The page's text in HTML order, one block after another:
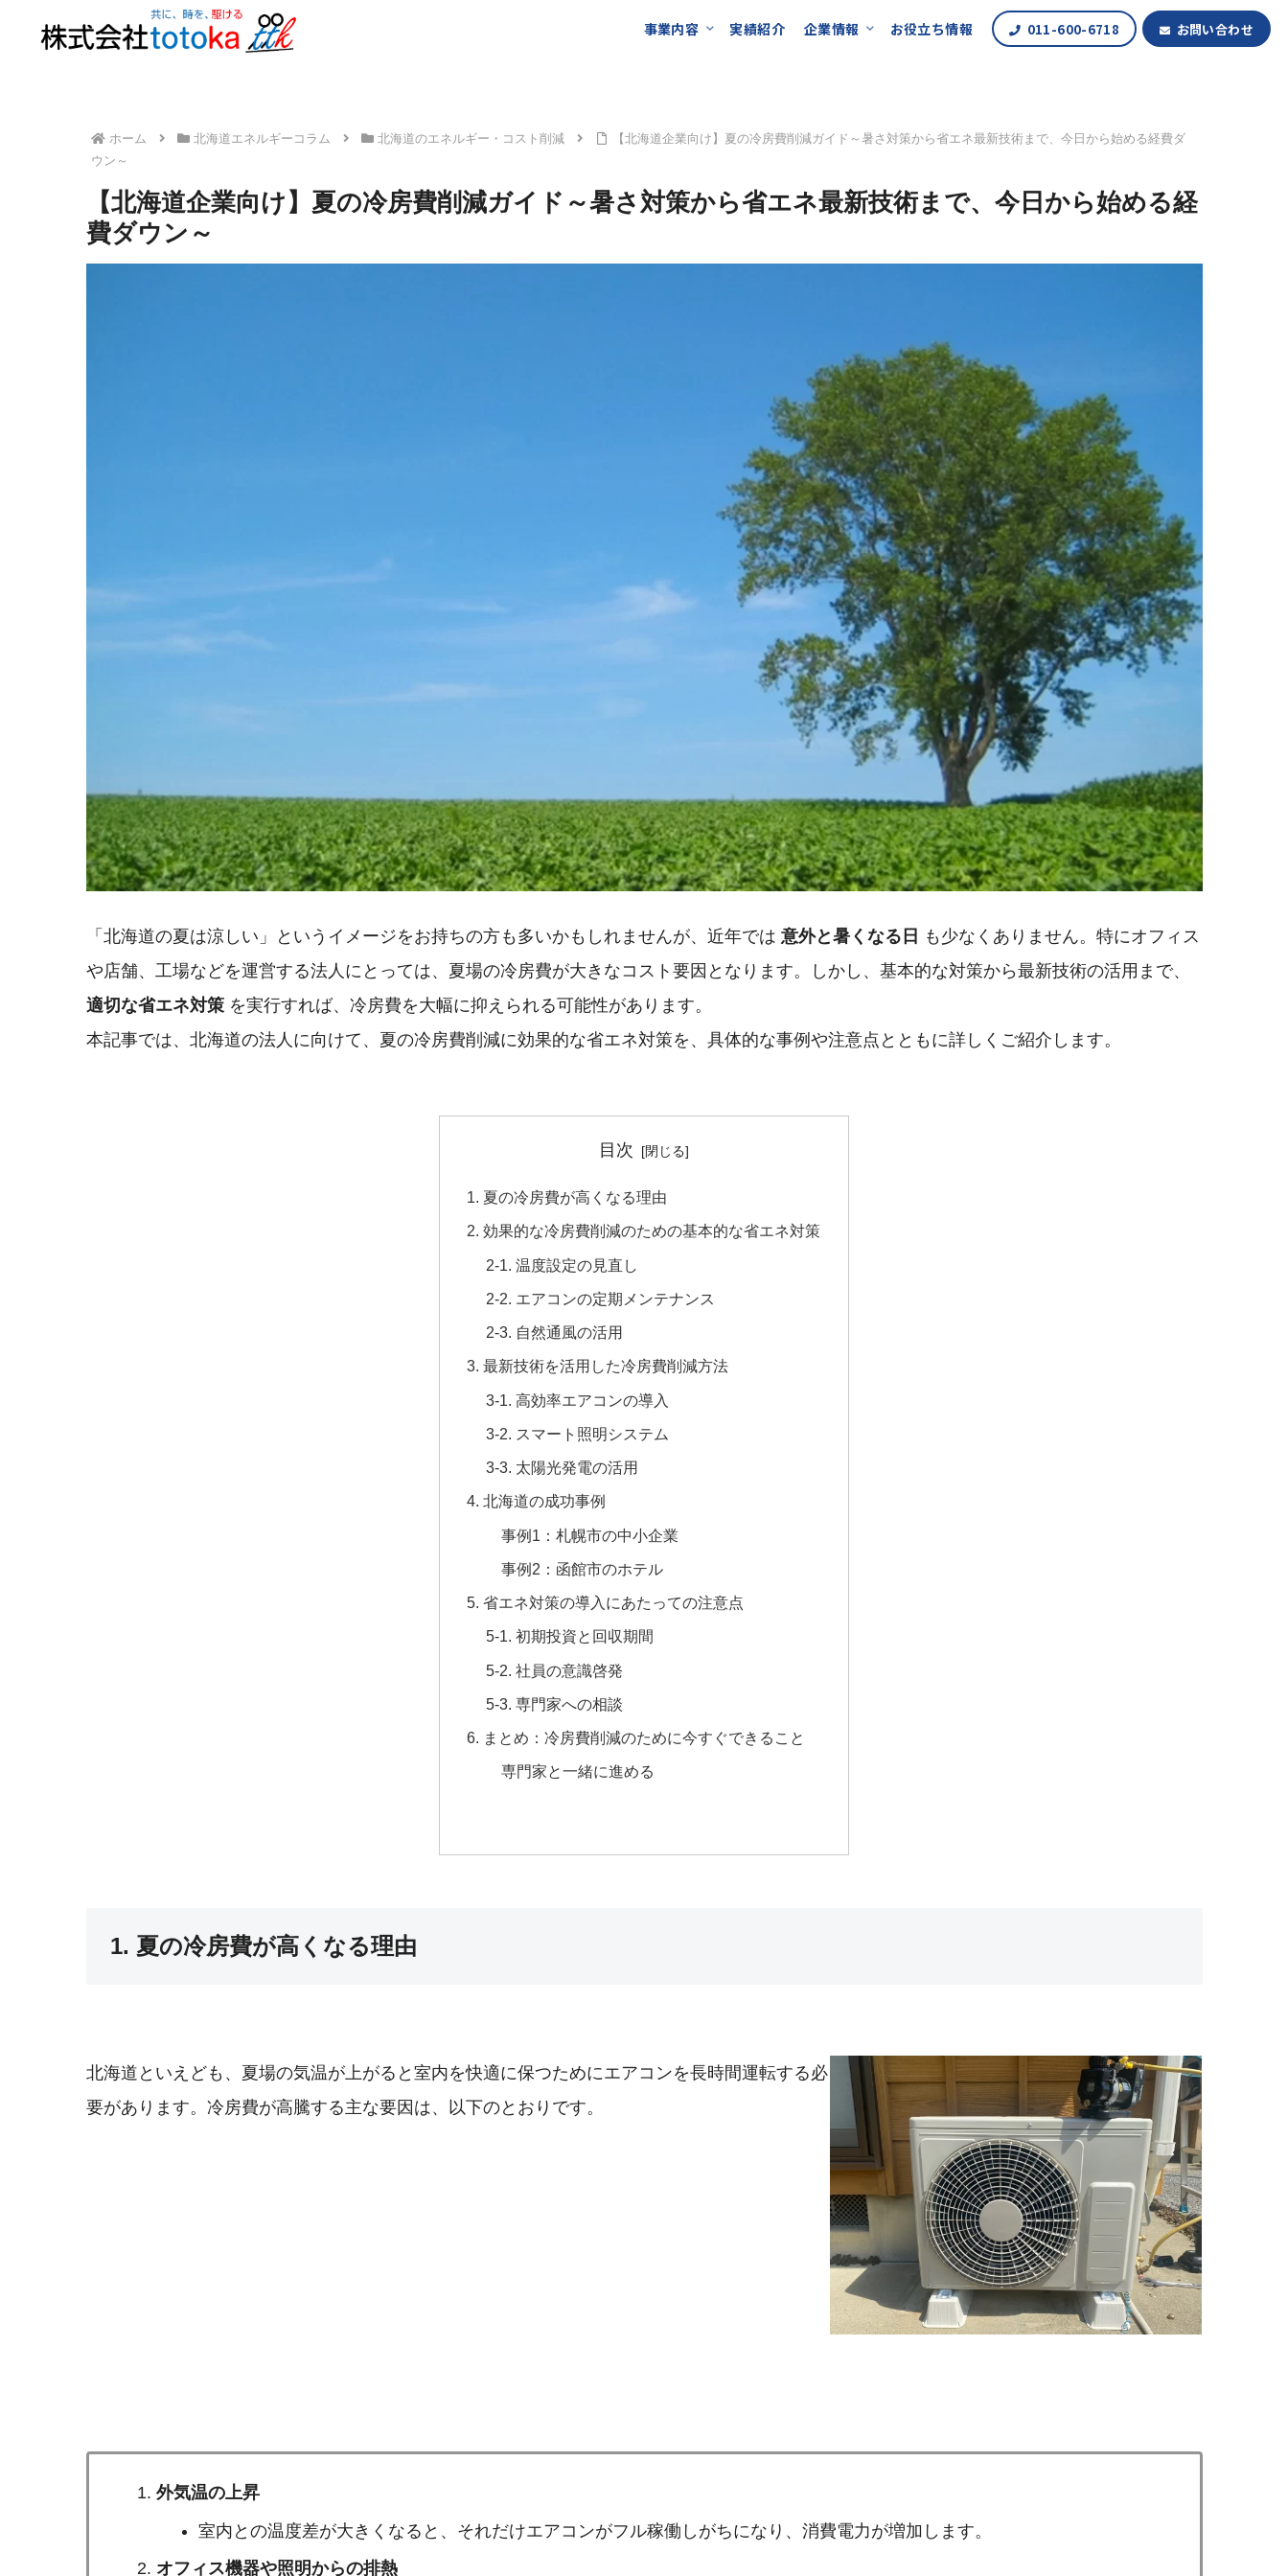
事業内容 実績紹介 企業情報 お役立ち情報 011-600-6718 お問い合わせ
ホーム 北海道エネルギーコラム 北海道のエネルギー・コスト削減
【北海道企業向け】夏の冷房費削減ガイド～暑さ対策から省エネ最新技術まで、今日から始める経費ダ
ウン～
【北海道企業向け】夏の冷房費削減ガイド～暑さ対策から省エネ最新技術まで、今日から始める経
費ダウン～
「北海道の夏は涼しい」というイメージをお持ちの方も多いかもしれませんが、近年では 意外と暑くなる日 も少なくありません。特にオフィス
や店舗、工場などを運営する法人にとっては、夏場の冷房費が大きなコスト要因となります。しかし、基本的な対策から最新技術の活用まで、
適切な省エネ対策を実行すれば、冷房費を大幅に抑えられる可能性があります。
本記事では、北海道の法人に向けて、夏の冷房費削減に効果的な省エネ対策を、具体的な事例や注意点とともに詳しくご紹介します。
目次
1. 夏の冷房費が高くなる理由
2. 効果的な冷房費削減のための基本的な省エネ対策
2-1. 温度設定の見直し
2-2. エアコンの定期メンテナンス
2-3. 自然通風の活用
3. 最新技術を活用した冷房費削減方法
3-1. 高効率エアコンの導入
3-2. スマート照明システム
3-3. 太陽光発電の活用
4. 北海道の成功事例
事例1：札幌市の中小企業
事例2：函館市のホテル
5. 省エネ対策の導入にあたっての注意点
5-1. 初期投資と回収期間
5-2. 社員の意識啓発
5-3. 専門家への相談
6. まとめ：冷房費削減のために今すぐできること
専門家と一緒に進める
1. 夏の冷房費が高くなる理由
北海道といえども、夏場の気温が上がると室内を快適に保つためにエアコンを長時間運転する必
要があります。冷房費が高騰する主な要因は、以下のとおりです。
外気温の上昇
室内との温度差が大きくなると、それだけエアコンがフル稼働しがちになり、消費電力が増加します。
オフィス機器や照明からの排熱